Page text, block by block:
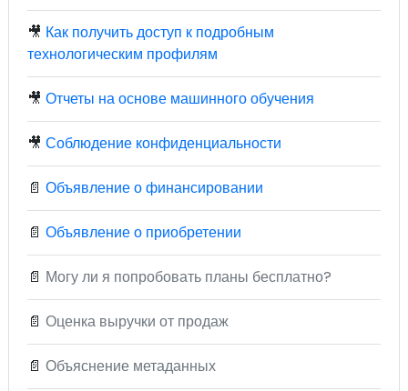
🎥 Как получить доступ к подробным
технологическим профилям
🎥 Отчеты на основе машинного обучения
🎥 Соблюдение конфиденциальности
📄 Объявление о финансировании
📄 Объявление о приобретении
📄 Могу ли я попробовать планы бесплатно?
📄 Оценка выручки от продаж
📄 Объяснение метаданных